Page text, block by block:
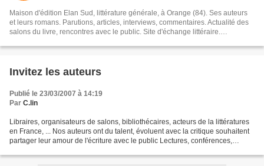
Maison d'édition Elan Sud, littérature générale, à Orange (84). Ses auteurs
et leurs romans. Parutions, articles, interviews, commentaires. Actualité des
salons du livre, rencontres avec le public. Site d'échange littéraire.
Invitez les auteurs
Publié le 23/03/2007 à 14:19
Par C.lin
Libraires, organisateurs de salons, bibliothécaires, acteurs de la littératures
en France, ... Nos auteurs ont du talent, évoluent avec la critique souhaitent
partager leur amour de l'écriture avec le public Lectures, conférences,